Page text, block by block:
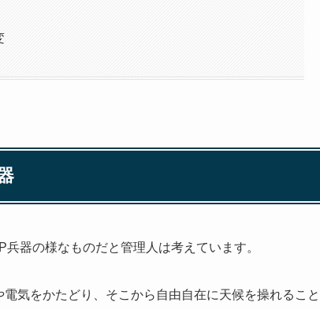
器の様なものだと管理人は考えています。
気をかたどり、そこから自由自在に天候を操れること